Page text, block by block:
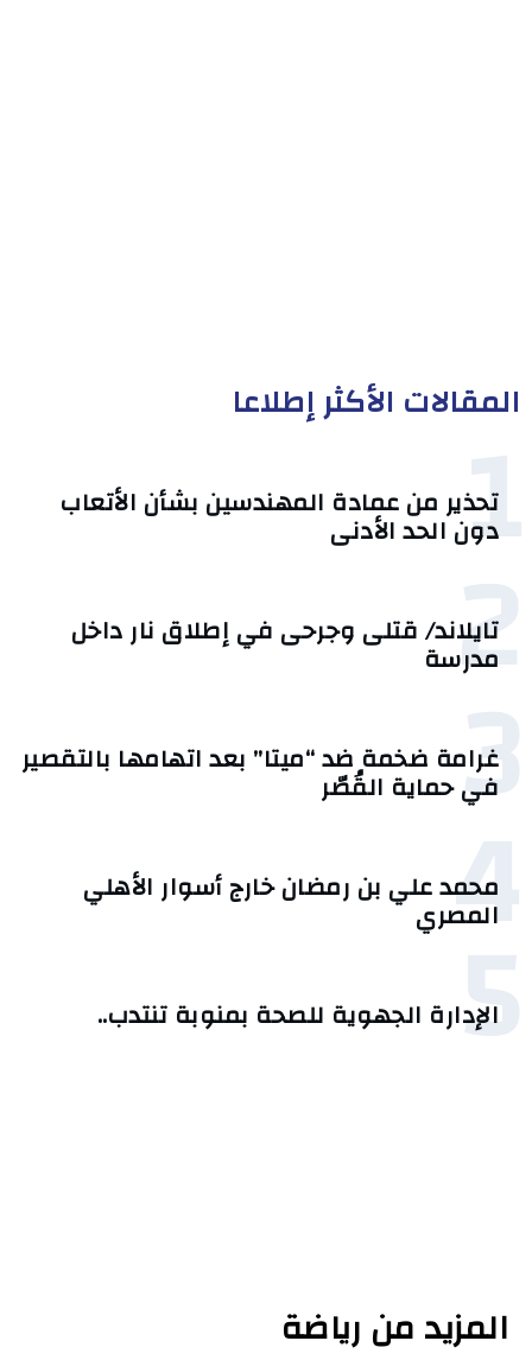
المقالات الأكثر إطلاعا
1
تحذير من عمادة المهندسين بشأن الأتعاب
دون الحد الأدنى
2
تايلاند/ قتلى وجرحى في إطلاق نار داخل
مدرسة
3
غرامة ضخمة ضد “ميتا” بعد اتهامها بالتقصير
في حماية القُصّر
4
محمد علي بن رمضان خارج أسوار الأهلي
المصري
5
الإدارة الجهوية للصحة بمنوبة تنتدب..
المزيد من رياضة